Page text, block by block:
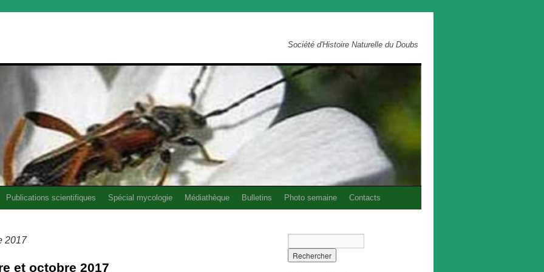
Société d'Histoire Naturelle du Doubs
Publications scientifiques Spécial mycologie Médiathèque Bulletins Photo semaine Contacts
2017
et octobre 2017